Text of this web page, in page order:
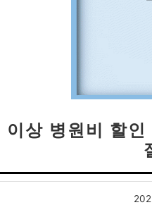
상 병원비 할인